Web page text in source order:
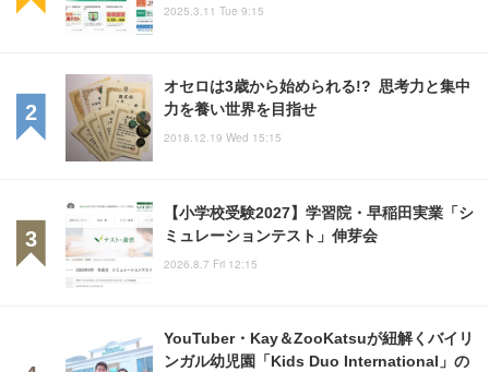
2025.3.11 Tue 9:15
オセロは3歳から始められる!? 思考力と集中
力を養い世界を目指せ
2018.12.19 Wed 15:15
【小学校受験2027】学習院・早稲田実業「シ
ミュレーションテスト」伸芽会
2026.8.7 Fri 12:15
YouTuber・Kay＆ZooKatsuが紐解くバイリ
ンガル幼児園「Kids Duo International」の